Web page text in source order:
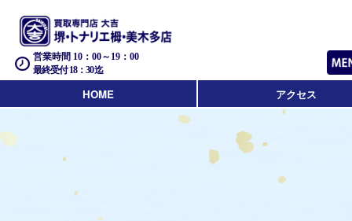
営業時間 10：00～19：00
最終受付 18：30迄
HOME アクセス